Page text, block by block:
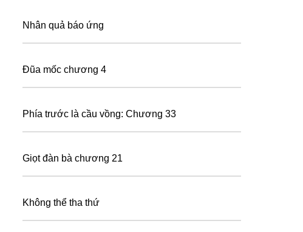
Nhân quả báo ứng
Đũa mốc chương 4
Phía trước là cầu vồng: Chương 33
Giọt đàn bà chương 21
Không thể tha thứ